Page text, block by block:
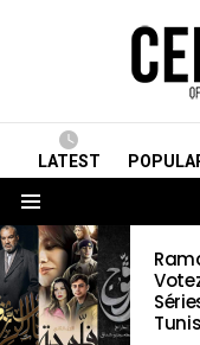
LATEST
LATEST
STORIES